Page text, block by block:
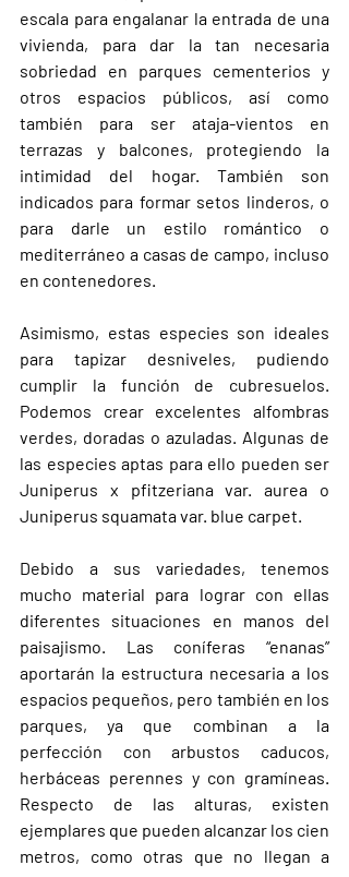
escala para engalanar la entrada de una
vivienda, para dar la tan necesaria
sobriedad en parques cementerios y
otros espacios públicos, así como
también para ser ataja-vientos en
terrazas y balcones, protegiendo la
intimidad del hogar. También son
indicados para formar setos linderos, o
para darle un estilo romántico o
mediterráneo a casas de campo, incluso
en contenedores.
Asimismo, estas especies son ideales
para tapizar desniveles, pudiendo
cumplir la función de cubresuelos.
Podemos crear excelentes alfombras
verdes, doradas o azuladas. Algunas de
las especies aptas para ello pueden ser
Juniperus x pfitzeriana var. aurea o
Juniperus squamata var. blue carpet.
Debido a sus variedades, tenemos
mucho material para lograr con ellas
diferentes situaciones en manos del
paisajismo. Las coníferas “enanas”
aportarán la estructura necesaria a los
espacios pequeños, pero también en los
parques, ya que combinan a la
perfección con arbustos caducos,
herbáceas perennes y con gramíneas.
Respecto de las alturas, existen
ejemplares que pueden alcanzar los cien
metros, como otras que no llegan a